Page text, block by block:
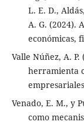
L. E. D.,
A. G. (2024).
económicas,
Valle Núñez, A.
herramienta
Venado, E. M., y
como